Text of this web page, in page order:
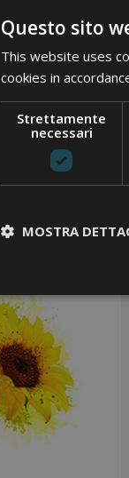
Questo sito
This website uses
cookies in
Strettamente
necessari
MOSTRA